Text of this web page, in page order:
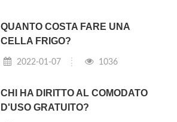
QUANTO COSTA FARE UNA
CELLA FRIGO?
2022-01-07 1036
CHI HA DIRITTO AL COMODATO
D'USO GRATUITO?